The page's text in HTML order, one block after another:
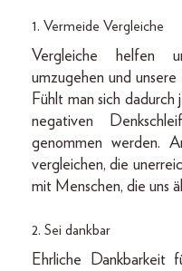
1. Vermeide Vergleiche
Vergleiche helfen
umzugehen und
Fühlt man sich
negativen
genommen werden.
vergleichen, die
mit Menschen, die uns
2. Sei dankbar
Ehrliche Dankbarkeit